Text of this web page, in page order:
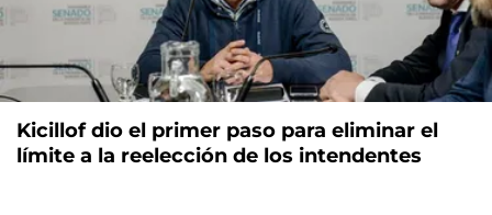
Kicillof dio el primer paso para eliminar el
límite a la reelección de los intendentes